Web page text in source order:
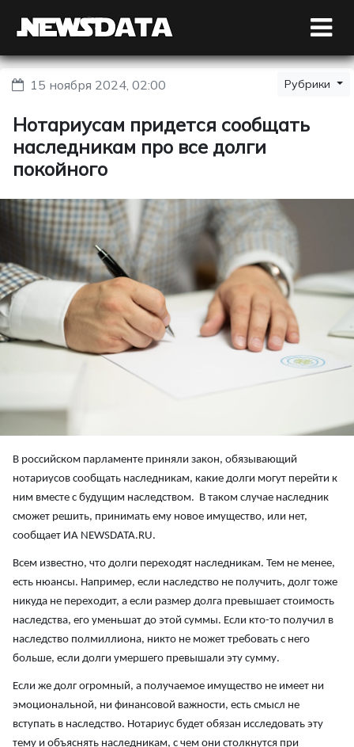
15 ноября 2024, 02:00 Рубрики
Нотариусам придется сообщать
наследникам про все долги
покойного
В российском парламенте приняли закон, обязывающий
нотариусов сообщать наследникам, какие долги могут перейти к
ним вместе с будущим наследством. В таком случае наследник
сможет решить, принимать ему новое имущество, или нет,
сообщает ИА NEWSDATA.RU.
Всем известно, что долги переходят наследникам. Тем не менее,
есть нюансы. Например, если наследство не получить, долг тоже
никуда не переходит, а если размер долга превышает стоимость
наследства, его уменьшат до этой суммы. Если кто-то получил в
наследство полмиллиона, никто не может требовать с него
больше, если долги умершего превышали эту сумму.
Если же долг огромный, а получаемое имущество не имеет ни
эмоциональной, ни финансовой важности, есть смысл не
вступать в наследство. Нотариус будет обязан исследовать эту
тему и объяснять наследникам, с чем они столкнутся при